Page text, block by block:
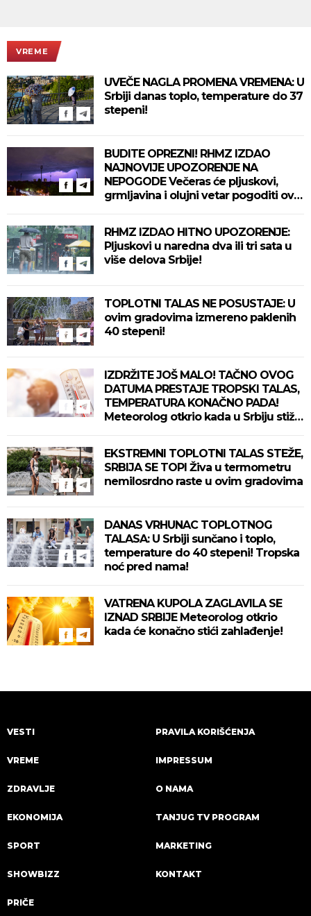
VREME
UVEČE NAGLA PROMENA VREMENA: U
Srbiji danas toplo, temperature do 37
stepeni!
BUDITE OPREZNI! RHMZ IZDAO
NAJNOVIJE UPOZORENJE NA
NEPOGODE Večeras će pljuskovi,
grmljavina i olujni vetar pogoditi ove
RHMZ IZDAO HITNO UPOZORENJE:
Pljuskovi u naredna dva ili tri sata u
više delova Srbije!
TOPLOTNI TALAS NE POSUSTAJE: U
ovim gradovima izmereno paklenih
40 stepeni!
IZDRŽITE JOŠ MALO! TAČNO OVOG
DATUMA PRESTAJE TROPSKI TALAS,
TEMPERATURA KONAČNO PADA!
Meteorolog otkrio kada u Srbiju stiže
EKSTREMNI TOPLOTNI TALAS STEŽE,
SRBIJA SE TOPI Živa u termometru
nemilosrdno raste u ovim gradovima
DANAS VRHUNAC TOPLOTNOG
TALASA: U Srbiji sunčano i toplo,
temperature do 40 stepeni! Tropska
noć pred nama!
VATRENA KUPOLA ZAGLAVILA SE
IZNAD SRBIJE Meteorolog otkrio
kada će konačno stići zahlađenje!
VESTI
VREME
ZDRAVLJE
EKONOMIJA
SPORT
SHOWBIZZ
PRIČE
PRAVILA KORIŠĆENJA
IMPRESSUM
O NAMA
TANJUG TV PROGRAM
MARKETING
KONTAKT